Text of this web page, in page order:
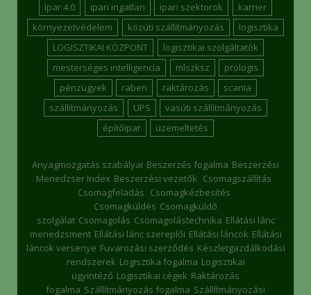
Ipar 4.0
ipari ingatlan ipari szektorok
karrier
környezetvédelem
közúti szállítmányozás
logisztika
LOGISZTIKAI KÖZPONT
logisztikai szolgáltatók
mesterséges intelligencia
mlszksz
prologis
pénzügyek
raben raktározás
scania
szállítmányozás
UPS
vasúti szállítmányozás
építőipar
üzemeltetés
Anyagmozgatás szabályai Beszerzés fogalma Beszerzési
Menedzser Index Beszerzési vezetők Csomagszállítás
Csomagfeladás Csomagkézbesítés
Csomagküldés Csomagküldő
szolgálat Csomagolás Csomagolástechnika Ellátási lánc
menedzsment Ellátási lánc szereplői Ellátási láncok Ellátási
láncok versenye Fuvarozási szerződés Készletgazdálkodási
rendszerek Logisztika fogalma Logisztikai
ügyintéző Logisztikai cégek Raktározás
fogalma Szállítmányozás fogalma Szállítmányozási